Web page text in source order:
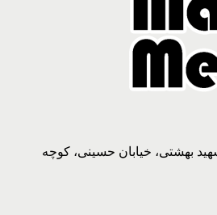
بهشتی، خیابان حسینی، کوچه